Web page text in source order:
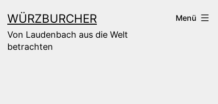
Inhalt
springen
WÜRZBURCHER
Von Laudenbach aus die Welt
betrachten
Menü